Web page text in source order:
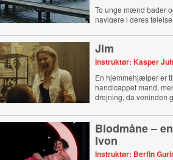
To unge mænd bader
navigere i deres
Jim
Instruktør: Kasper
En hjemmehjælper er
handicappet mand,
drejning, da veninden
Blodmåne –
Ivon
Instruktør: Berfin